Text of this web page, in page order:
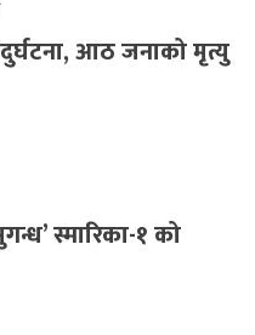
आठ जनाको मृत्यु
स्मारिका-१ को